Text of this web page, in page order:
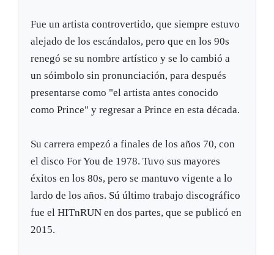
Fue un artista controvertido, que siempre estuvo
alejado de los escándalos, pero que en los 90s
renegó se su nombre artístico y se lo cambió a
un sóimbolo sin pronunciación, para después
presentarse como "el artista antes conocido
como Prince" y regresar a Prince en esta década.
Su carrera empezó a finales de los años 70, con
el disco For You de 1978. Tuvo sus mayores
éxitos en los 80s, pero se mantuvo vigente a lo
lardo de los años. Sú último trabajo discográfico
fue el HITnRUN en dos partes, que se publicó en
2015.